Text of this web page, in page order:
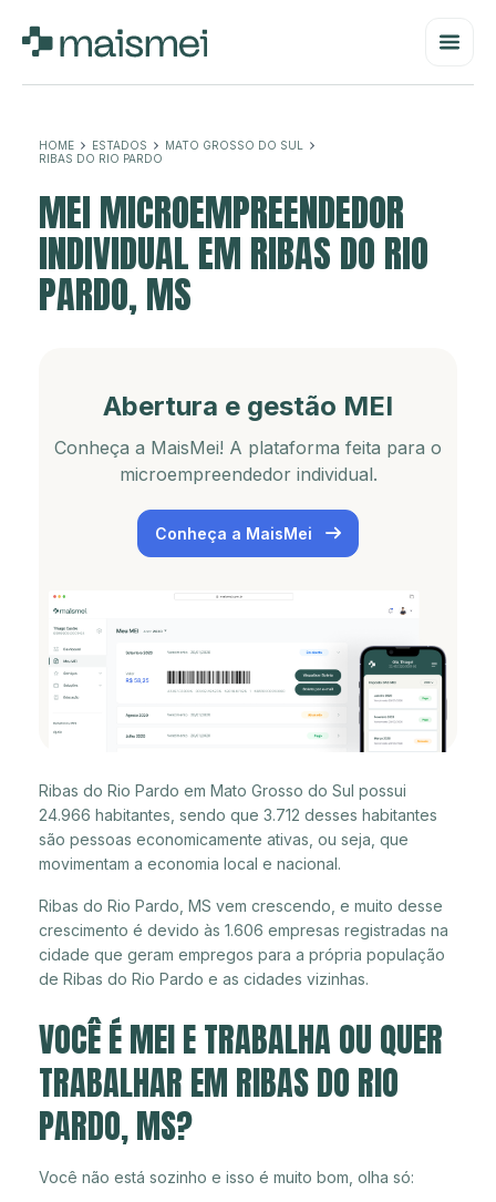
HOME ESTADOS
MATO GROSSO DO SUL
RIBAS DO RIO PARDO
MEI MICROEMPREENDEDOR
INDIVIDUAL EM RIBAS DO RIO
PARDO, MS
Abertura e gestão MEI
Conheça a MaisMei! A plataforma feita para o
microempreendedor individual.
Conheça a MaisMei
Ribas do Rio Pardo em Mato Grosso do Sul possui
24.966 habitantes, sendo que 3.712 desses habitantes
são pessoas economicamente ativas, ou seja, que
movimentam a economia local e nacional.
Ribas do Rio Pardo, MS vem crescendo, e muito desse
crescimento é devido às 1.606 empresas registradas na
cidade que geram empregos para a própria população
de Ribas do Rio Pardo e as cidades vizinhas.
VOCÊ É MEI E TRABALHA OU QUER
TRABALHAR EM RIBAS DO RIO
PARDO, MS?
Você não está sozinho e isso é muito bom, olha só: